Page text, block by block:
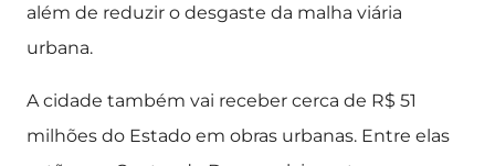
além de reduzir o desgaste da malha viária
urbana.
A cidade também vai receber cerca de R$ 51
milhões do Estado em obras urbanas. Entre elas